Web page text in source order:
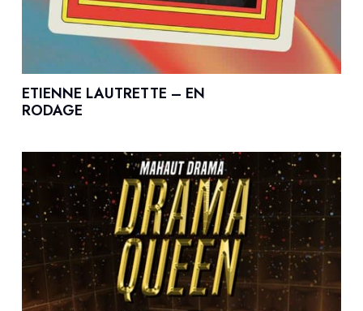
ETIENNE LAUTRETTE – EN
RODAGE